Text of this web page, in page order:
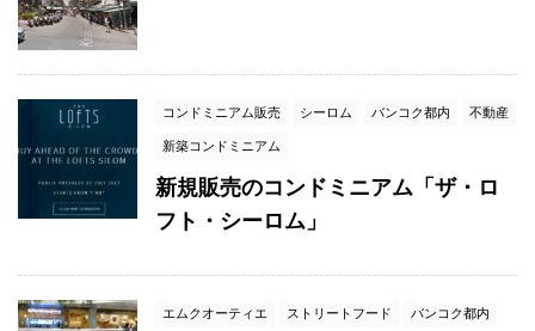
コンドミニアム販売 シーロム バンコク都内 不動産
新築コンドミニアム
新規販売のコンドミニアム「ザ・ロ
フト・シーロム」
エムクオーティエ ストリートフード バンコク都内